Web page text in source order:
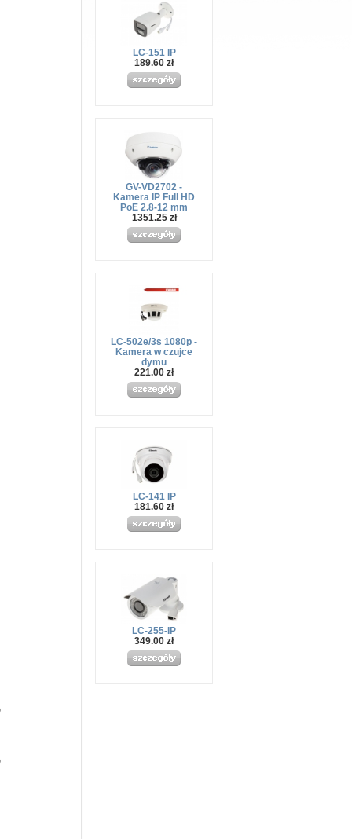
LC-151 IP
189.60 zł
GV-VD2702 -
Kamera IP Full HD
PoE 2.8-12 mm
1351.25 zł
LC-502e/3s 1080p -
Kamera w czujce
dymu
221.00 zł
LC-141 IP
181.60 zł
LC-255-IP
349.00 zł